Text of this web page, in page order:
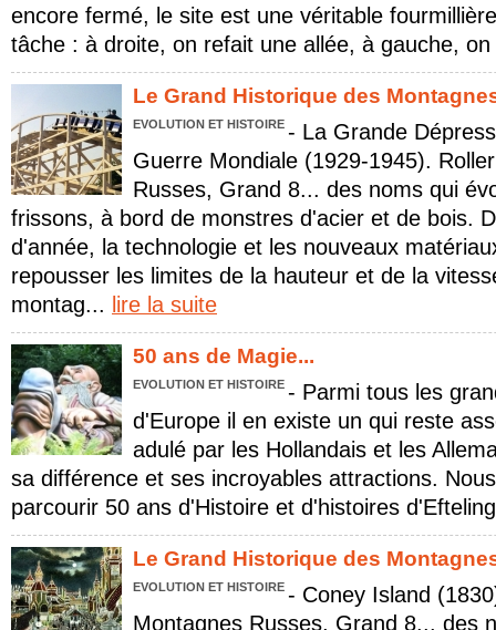
encore fermé, le site est une véritable
tâche : à droite, on refait une allée, à gauche,
Le Grand Historique des
EVOLUTION ET HISTOIRE - La Grande
Guerre Mondiale (1929-1945).
Russes, Grand 8... des noms qui
frissons, à bord de monstres d'acier et de bois.
d'année, la technologie et les nouveaux
repousser les limites de la hauteur et de la
montag... lire la suite
50 ans de Magie...
EVOLUTION ET HISTOIRE - Parmi tous les
d'Europe il en existe un qui reste
adulé par les Hollandais et les
sa différence et ses incroyables attractions.
parcourir 50 ans d'Histoire et d'histoires
Le Grand Historique des
EVOLUTION ET HISTOIRE - Coney Island
Montagnes Russes, Grand 8... des